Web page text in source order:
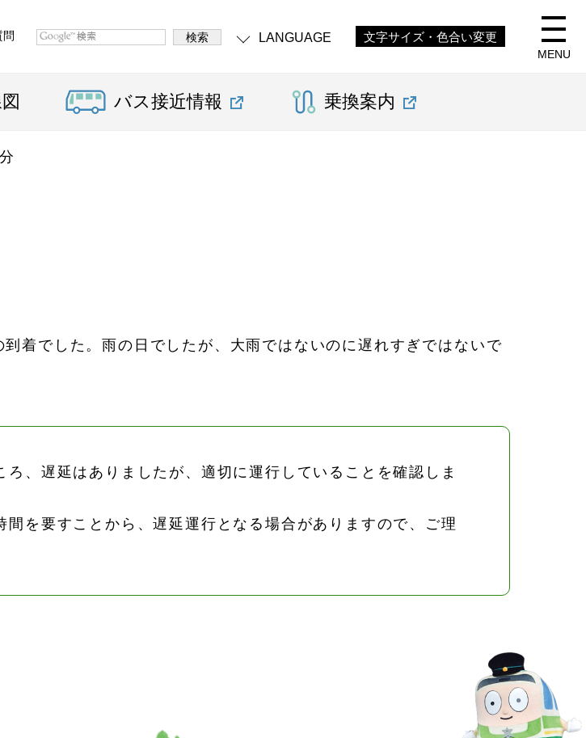
問 LANGUAGE
文字サイズ・色合い変更
MENU
バス接近情報 乗換案内
着でした。雨の日でしたが、大雨ではないのに遅れすぎではないで
、遅延はありましたが、適切に運行していることを確認しま
を要すことから、遅延運行となる場合がありますので、ご理